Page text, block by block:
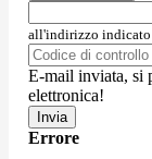
all'indirizzo indicato
E-mail inviata, si
elettronica!
Errore